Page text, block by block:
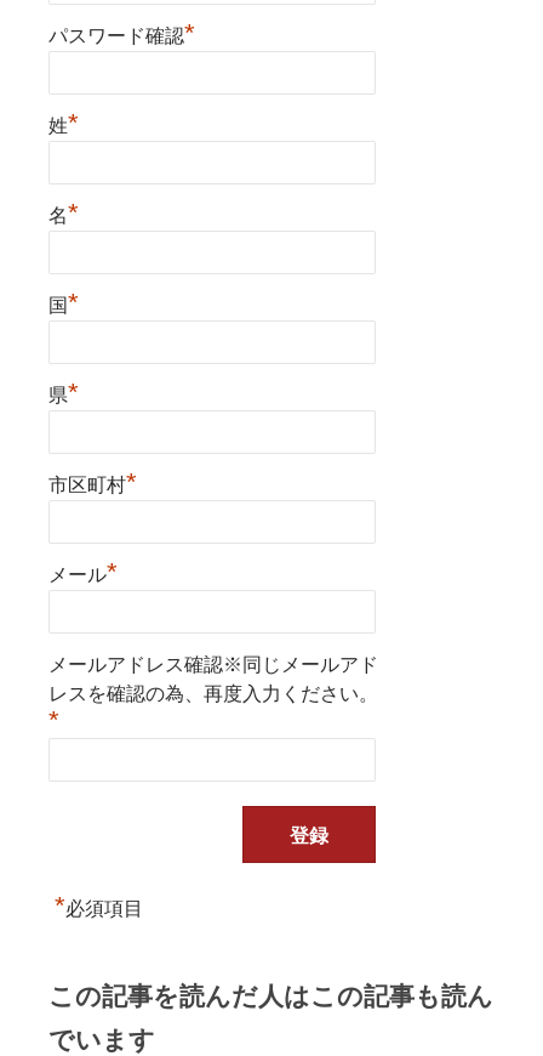
パスワード確認*
姓*
名*
国*
県*
市区町村*
メール*
メールアドレス確認※同じメールアド
レスを確認の為、再度入力ください。
*
*必須項目
この記事を読んだ人はこの記事も読ん
でいます